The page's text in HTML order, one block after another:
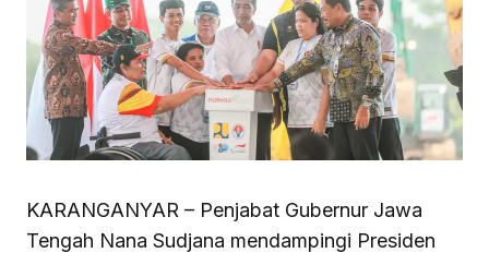
KARANGANYAR – Penjabat Gubernur Jawa
Tengah Nana Sudjana mendampingi Presiden